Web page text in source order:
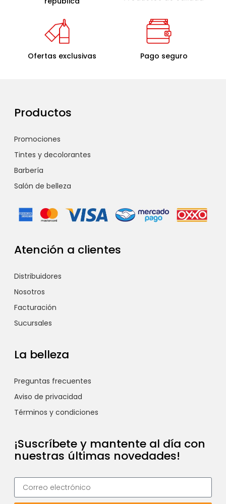
Ofertas exclusivas Pago seguro
Productos
Promociones
Tintes y decolorantes
Barbería
Salón de belleza
Atención a clientes
Distribuidores
Nosotros
Facturación
Sucursales
La belleza
Preguntas frecuentes
Aviso de privacidad
Términos y condiciones
¡Suscríbete y mantente al día con
nuestras últimas novedades!